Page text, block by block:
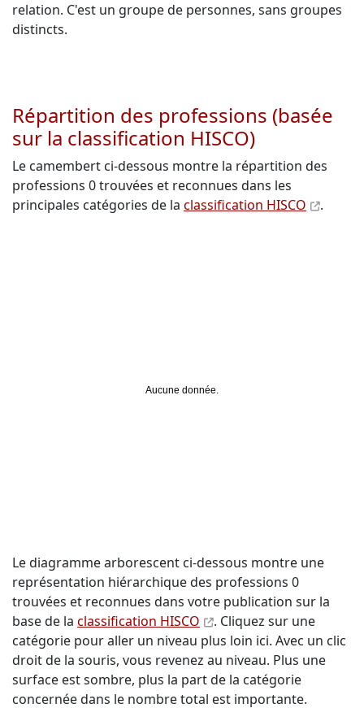
relation. C'est un groupe de personnes, sans groupes
distincts.
Répartition des professions (basée
sur la classification HISCO)
Le camembert ci-dessous montre la répartition des
professions 0 trouvées et reconnues dans les
principales catégories de la classification HISCO .
Aucune donnée.
Le diagramme arborescent ci-dessous montre une
représentation hiérarchique des professions 0
trouvées et reconnues dans votre publication sur la
base de la classification HISCO
. Cliquez sur une
catégorie pour aller un niveau plus loin ici. Avec un clic
droit de la souris, vous revenez au niveau. Plus une
surface est sombre, plus la part de la catégorie
concernée dans le nombre total est importante.